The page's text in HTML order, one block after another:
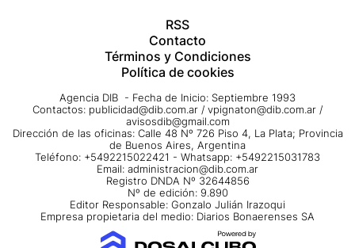
RSS
Contacto
Términos y Condiciones
Política de cookies
Agencia DIB - Fecha de Inicio: Septiembre 1993
Contactos: publicidad@dib.com.ar / vpignaton@dib.com.ar /
avisosdib@gmail.com
Dirección de las oficinas: Calle 48 Nº 726 Piso 4, La Plata; Provincia
de Buenos Aires, Argentina
Teléfono: +5492215022421 - Whatsapp: +5492215031783
Email: administracion@dib.com.ar
Registro DNDA Nº 32644856
Nº de edición: 9.890
Editor Responsable: Gonzalo Julián Irazoqui
Empresa propietaria del medio: Diarios Bonaerenses SA